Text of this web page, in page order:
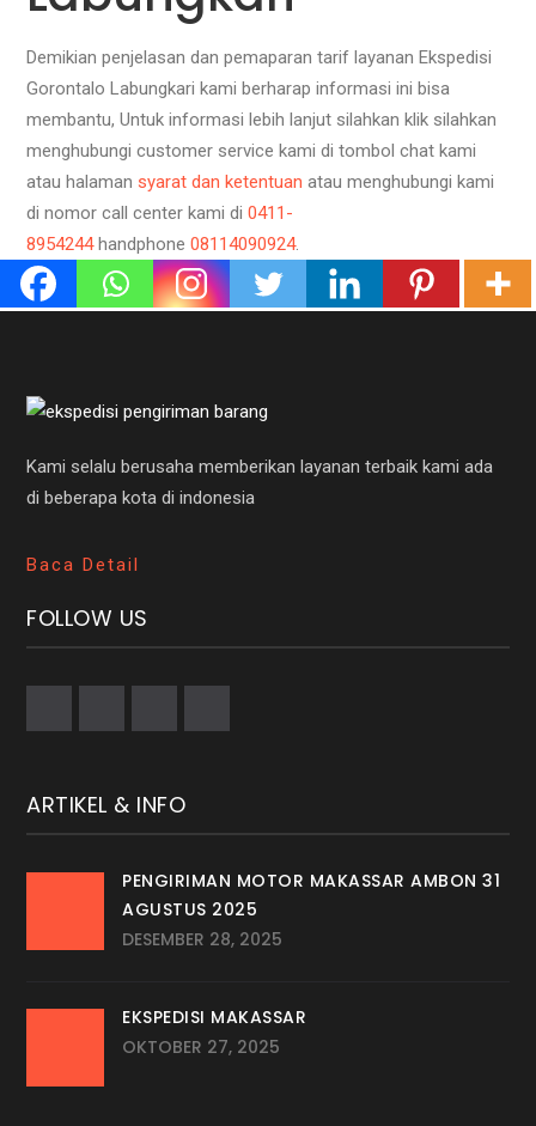
Demikian penjelasan dan pemaparan tarif layanan Ekspedisi
Gorontalo Labungkari kami berharap informasi ini bisa
membantu, Untuk informasi lebih lanjut silahkan klik silahkan
menghubungi customer service kami di tombol chat kami
atau halaman syarat dan ketentuan atau menghubungi kami
di nomor call center kami di 0411-
8954244 handphone 08114090924.
Kami selalu berusaha memberikan layanan terbaik kami ada
di beberapa kota di indonesia
Baca Detail
FOLLOW US
ARTIKEL & INFO
PENGIRIMAN MOTOR MAKASSAR AMBON 31
AGUSTUS 2025
DESEMBER 28, 2025
EKSPEDISI MAKASSAR
OKTOBER 27, 2025